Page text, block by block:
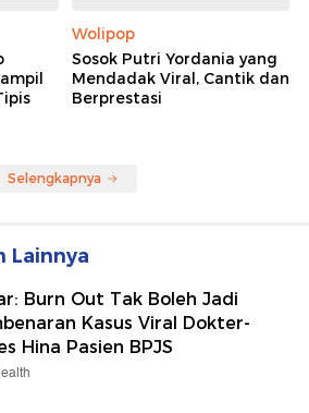
Wolipop
Sosok Putri Yordania yang
Mendadak Viral, Cantik dan
Berprestasi
Selengkapnya
Lainnya
Burn Out Tak Boleh Jadi
Kasus Viral Dokter-
Hina Pasien BPJS